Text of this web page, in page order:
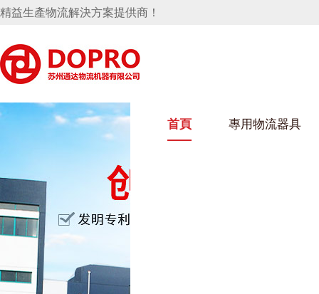
精益生產物流解決方案提供商！
首頁 專用物流器具
好色视频APP下载架
變速箱托盤 保險杠料架
輪胎架
轉向機料架
消聲器料架
手推車
網箱
隱藏式馬桶水箱支架
汽車行業
衛浴行業